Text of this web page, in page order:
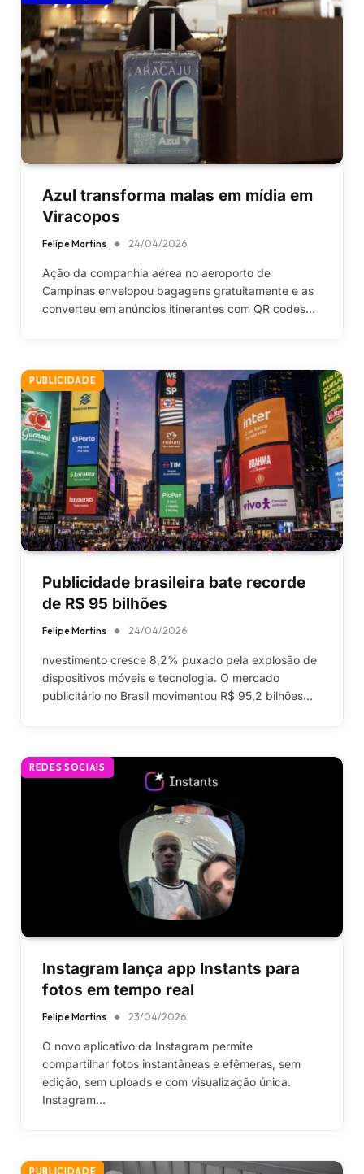
Azul transforma malas em mídia em
Viracopos
Felipe Martins 24/04/2026
Ação da companhia aérea no aeroporto de
Campinas envelopou bagagens gratuitamente e as
converteu em anúncios itinerantes com QR codes…
PUBLICIDADE
Publicidade brasileira bate recorde
de R$ 95 bilhões
Felipe Martins 24/04/2026
nvestimento cresce 8,2% puxado pela explosão de
dispositivos móveis e tecnologia. O mercado
publicitário no Brasil movimentou R$ 95,2 bilhões…
REDES SOCIAIS
Instagram lança app Instants para
fotos em tempo real
Felipe Martins 23/04/2026
O novo aplicativo da Instagram permite
compartilhar fotos instantâneas e efêmeras, sem
edição, sem uploads e com visualização única.
Instagram…